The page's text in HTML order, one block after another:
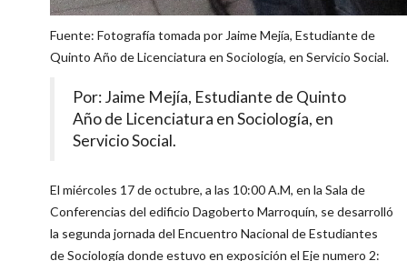
Fuente: Fotografía tomada por Jaime Mejía, Estudiante de
Quinto Año de Licenciatura en Sociología, en Servicio Social.
Por: Jaime Mejía, Estudiante de Quinto
Año de Licenciatura en Sociología, en
Servicio Social.
El miércoles 17 de octubre, a las 10:00 A.M, en la Sala de
Conferencias del edificio Dagoberto Marroquín, se desarrolló
la segunda jornada del Encuentro Nacional de Estudiantes
de Sociología donde estuvo en exposición el Eje numero 2: